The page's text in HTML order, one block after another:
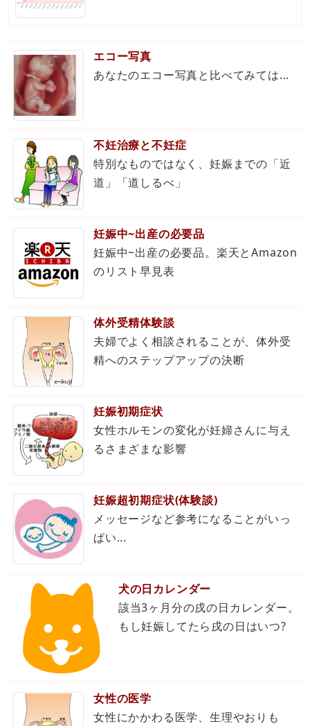
エコー写真
あなたのエコー写真と比べてみては...
不妊治療と不妊症
特別なものではなく、妊娠までの「近
道」「道しるべ」
妊娠中~出産の必要品
妊娠中~出産の必要品。楽天とAmazon
のリスト早見表
体外受精体験談
夫婦でよく相談されることが、体外受
精へのステップアップの決断
妊娠初期症状
女性ホルモンの変化が妊婦さんに与え
るさまざまな影響
妊娠超初期症状(体験談)
メッセージなど参考になることがいっ
ぱい...
犬の日カレンダー
該当3ヶ月分の戌の日カレンダー。
もし妊娠してたら戌の日はいつ?
女性の医学
女性にかかわる医学、生理やおりも